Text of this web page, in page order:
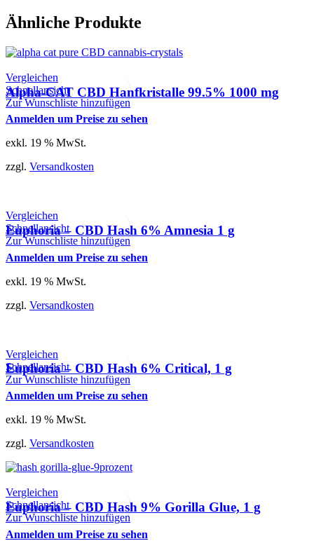
Ähnliche Produkte
Vergleichen
Schnellansicht
Zur Wunschliste hinzufügen
Alpha-CAT CBD Hanfkristalle 99.5% 1000 mg
Anmelden um Preise zu sehen
exkl. 19 % MwSt.
zzgl. Versandkosten
Vergleichen
Schnellansicht
Zur Wunschliste hinzufügen
Euphoria – CBD Hash 6% Amnesia 1 g
Anmelden um Preise zu sehen
exkl. 19 % MwSt.
zzgl. Versandkosten
Vergleichen
Schnellansicht
Zur Wunschliste hinzufügen
Euphoria – CBD Hash 6% Critical, 1 g
Anmelden um Preise zu sehen
exkl. 19 % MwSt.
zzgl. Versandkosten
Vergleichen
Schnellansicht
Zur Wunschliste hinzufügen
Euphoria – CBD Hash 9% Gorilla Glue, 1 g
Anmelden um Preise zu sehen